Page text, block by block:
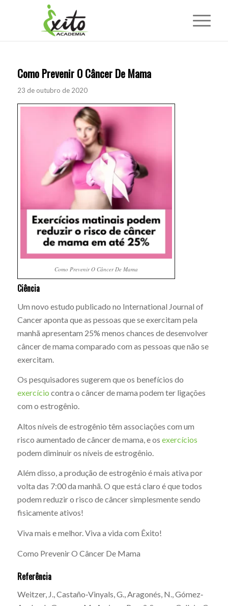
Como Prevenir O Câncer De Mama
23 de outubro de 2020
Como Prevenir O Câncer De Mama
Ciência
Um novo estudo publicado no International Journal of
Cancer aponta que as pessoas que se exercitam pela
manhã apresentam 25% menos chances de desenvolver
câncer de mama comparado com as pessoas que não se
exercitam.
Os pesquisadores sugerem que os benefícios do
exercício contra o câncer de mama podem ter ligações
com o estrogênio.
Altos níveis de estrogênio têm associações com um
risco aumentado de câncer de mama, e os exercícios
podem diminuir os níveis de estrogênio.
Além disso, a produção de estrogênio é mais ativa por
volta das 7:00 da manhã. O que está claro é que todos
podem reduzir o risco de câncer simplesmente sendo
fisicamente ativos!
Viva mais e melhor. Viva a vida com Êxito!
Como Prevenir O Câncer De Mama
Referência
Weitzer, J., Castaño‐Vinyals, G., Aragonés, N., Gómez‐